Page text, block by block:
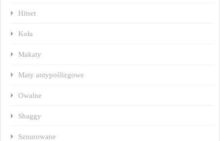
Hitset
Koła
Makaty
Maty antypoślizgowe
Owalne
Shaggy
Sznurowane